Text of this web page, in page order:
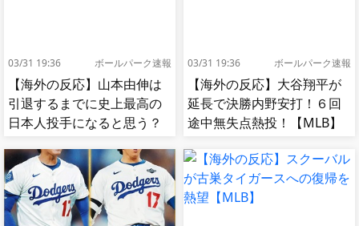
03/31 19:36 ボールパーク速報
【海外の反応】山本由伸は
引退するまでに史上最高の
日本人投手になると思う？
03/31 19:36 ボールパーク速報
【海外の反応】大谷翔平が
延長で決勝内野安打！６回
途中無失点熱投！【MLB】